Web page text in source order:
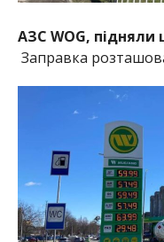
АЗС WOG, підняли
Заправка